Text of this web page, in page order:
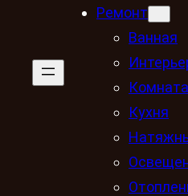
Ремонт
Ванная
Комната
Кухня